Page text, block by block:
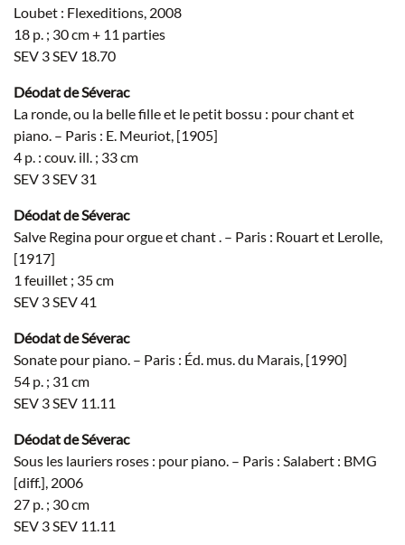
Loubet : Flexeditions, 2008
18 p. ; 30 cm + 11 parties
SEV 3 SEV 18.70
Déodat de Séverac
La ronde, ou la belle fille et le petit bossu : pour chant et
piano. – Paris : E. Meuriot, [1905]
4 p. : couv. ill. ; 33 cm
SEV 3 SEV 31
Déodat de Séverac
Salve Regina pour orgue et chant . – Paris : Rouart et Lerolle,
[1917]
1 feuillet ; 35 cm
SEV 3 SEV 41
Déodat de Séverac
Sonate pour piano. – Paris : Éd. mus. du Marais, [1990]
54 p. ; 31 cm
SEV 3 SEV 11.11
Déodat de Séverac
Sous les lauriers roses : pour piano. – Paris : Salabert : BMG
[diff.], 2006
27 p. ; 30 cm
SEV 3 SEV 11.11